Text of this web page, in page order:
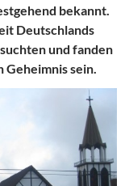
bekannt.
Deutschlands
und fanden
Geheimnis sein.